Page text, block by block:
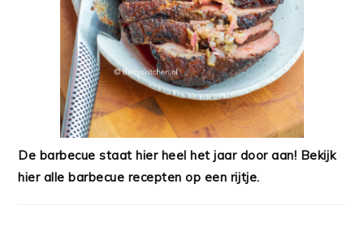
De barbecue staat hier heel het jaar door aan! Bekijk
hier alle barbecue recepten op een rijtje.